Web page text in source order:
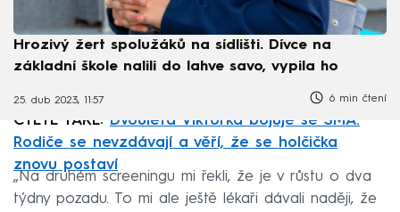
Hrozivý žert spolužáků na sídlišti. Dívce na
základní škole nalili do lahve savo, vypila ho
25. dub 2023, 11:57 6 min čtení
ČTĚTE TAKÉ: Dvouletá Viktorka bojuje se SMA.
Rodiče se nevzdávají a věří, že se holčička
znovu postaví
„Na druhém screeningu mi řekli, že je v růstu o dva
týdny pozadu. To mi ale ještě lékaři dávali naději, že